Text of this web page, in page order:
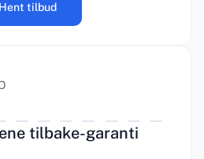
Hent tilbud
tilbake-garanti